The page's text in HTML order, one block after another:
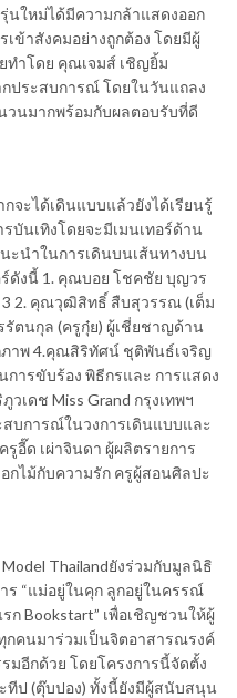
นใหม่ได้มีความกล้าแสดงออก
ข้าสังคมอย่างถูกต้อง โดยมีผู้
ทำโดย คุณเจมส์ เชิญยิ้ม
ประสบการณ์ โดยในวันแถลง
วนมากพร้อมกับผลตอบรับที่ดี
จะได้เดินแบบแล้วยังได้เรียนรู้
บันเทิงโดยจะมีเมนเทอร์ด้าน
ะนำในการเดินบนเส้นทางบน
ร์ดังนี้ 1. คุณบอย โชคชัย บุญวร
3 2. คุณวุฒิสิทธิ์ สืบสุวรรณ (เต็ม
รัตนกุล (ครูกุ๋ย) ผู้เชี่ยชาญด้าน
าพ 4.คุณสิริทัศน์ ชุติพันธ์เจริญ
ารขับร้อง พิธีกรและ การแสดง
เดช Miss Grand กรุงเทพฯ
บการณ์ในวงการเดินแบบและ
รูอี๊ด เผ่าจินดา ผู้ผลิตรายการ
กไม้กับความรัก ครูผู้สอนศิลปะ
Thailandยังร่วมกับมูลนิธิ
ร “แม่อยู่ในคุก ลูกอยู่ในครรณ์
ก Bookstart” เพื่อเชิญชวนให้ผู้
กคนมาร่วมเป็นจิตอาสารณรงค์
มอีกด้วย โดยโครงการนี้จัดตั้ง
ทีป (ตุ๊บปอง) ทั้งนี้ยังมีผู้สนับสนุน